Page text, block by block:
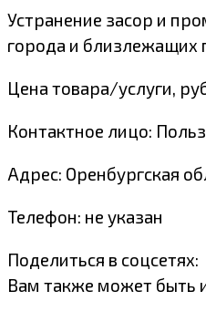
Устранение засор и
города и близлежащих
Цена товара/услуги,
Контактное лицо:
Адрес: Оренбургская
Телефон: не указан
Поделиться в соцсетях:
Вам также может быть